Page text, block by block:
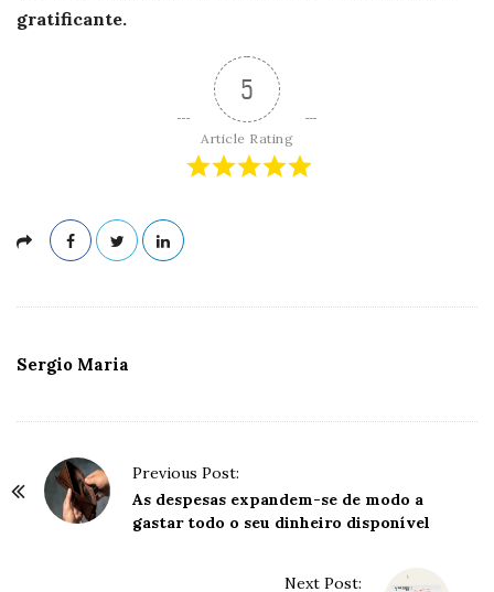
gratificante.
5
Article Rating
Sergio Maria
Previous Post:
As despesas expandem-se de modo a
gastar todo o seu dinheiro disponível
Next Post: